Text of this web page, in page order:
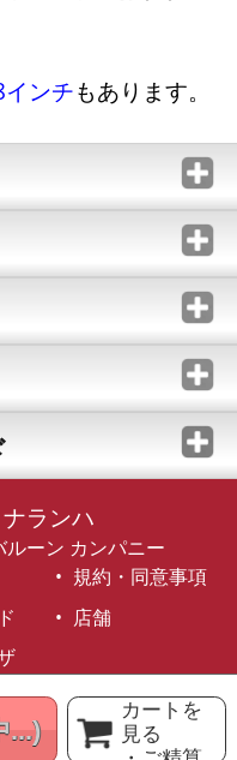
...)
カートを
見る
ンチもあります。
ランハ
ルーン カンパニー
規約・同意事項
店舗
Rights Reserved.